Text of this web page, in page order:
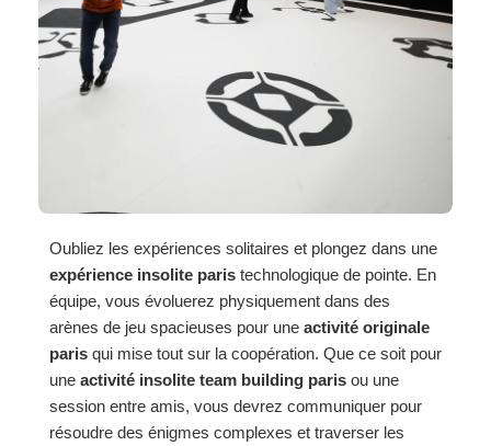
Oubliez les expériences solitaires et plongez dans une
expérience insolite paris technologique de pointe. En
équipe, vous évoluerez physiquement dans des
arènes de jeu spacieuses pour une activité originale
paris qui mise tout sur la coopération. Que ce soit pour
une activité insolite team building paris ou une
session entre amis, vous devrez communiquer pour
résoudre des énigmes complexes et traverser les